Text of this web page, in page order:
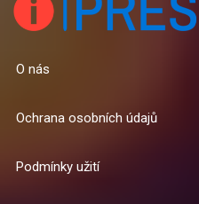
O nás
Ochrana osobních údajů
Podmínky užití